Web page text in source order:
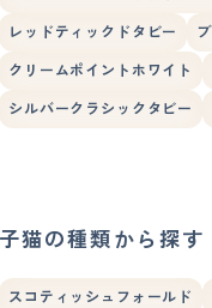
レッドティックドタビー
クリームポイントホワイト
シルバークラシックタビー
子猫の種類から探す
スコティッシュフォールド